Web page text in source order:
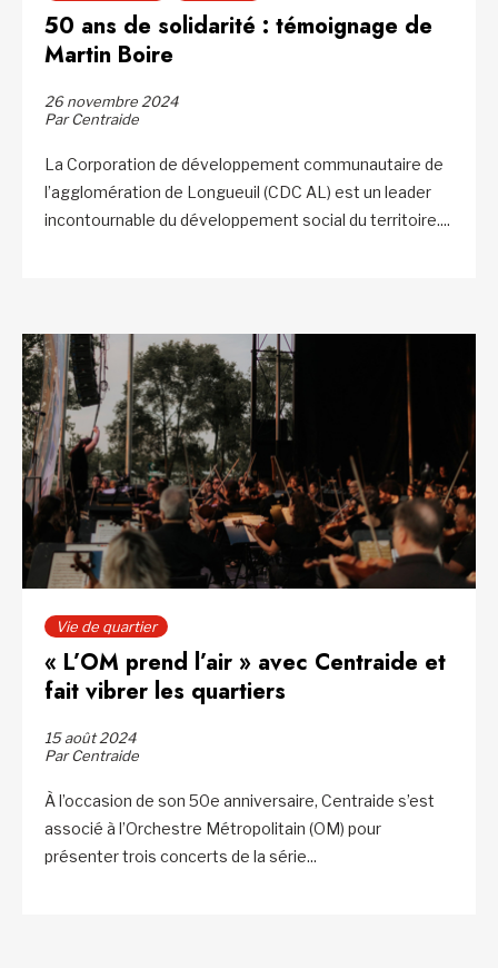
50 ans de solidarité : témoignage de
Martin Boire
26 novembre 2024
Par Centraide
La Corporation de développement communautaire de
l’agglomération de Longueuil (CDC AL) est un leader
incontournable du développement social du territoire....
Vie de quartier
« L’OM prend l’air » avec Centraide et
fait vibrer les quartiers
15 août 2024
Par Centraide
À l’occasion de son 50e anniversaire, Centraide s’est
associé à l’Orchestre Métropolitain (OM) pour
présenter trois concerts de la série...